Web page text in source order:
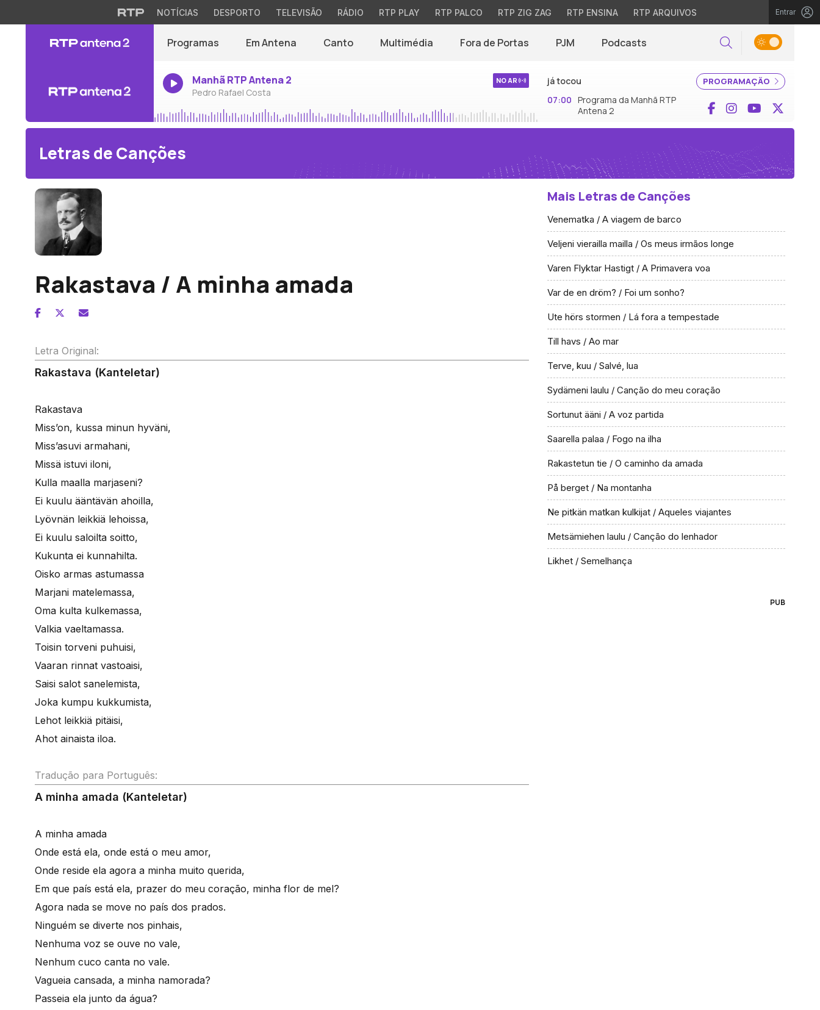
NOTÍCIAS DESPORTO TELEVISÃO RÁDIO RTP PLAY RTP PALCO RTP ZIG ZAG RTP ENSINA RTP ARQUIVOS Entrar
Programas Em Antena Canto Multimédia Fora de Portas PJM Podcasts Pesquisar
Manhã RTP Antena 2
Pedro Rafael Costa
NO AR PROGRAMAÇÃO
já tocou
07:00 Programa da Manhã RTP
Antena 2
Facebook
InstagramYouTube
Letras de Canções
Rakastava / A minha amada
Letra Original:
Rakastava (Kanteletar)
Rakastava
Miss’on, kussa minun hyväni,
Miss’asuvi armahani,
Missä istuvi iloni,
Kulla maalla marjaseni?
Ei kuulu ääntävän ahoilla,
Lyövnän leikkiä lehoissa,
Ei kuulu saloilta soitto,
Kukunta ei kunnahilta.
Oisko armas astumassa
Marjani matelemassa,
Oma kulta kulkemassa,
Valkia vaeltamassa.
Toisin torveni puhuisi,
Vaaran rinnat vastoaisi,
Saisi salot sanelemista,
Joka kumpu kukkumista,
Lehot leikkiä pitäisi,
Ahot ainaista iloa.
Tradução para Português:
A minha amada (Kanteletar)
A minha amada
Onde está ela, onde está o meu amor,
Onde reside ela agora a minha muito querida,
Em que país está ela, prazer do meu coração, minha flor de mel?
Agora nada se move no país dos prados.
Ninguém se diverte nos pinhais,
Nenhuma voz se ouve no vale,
Nenhum cuco canta no vale.
Vagueia cansada, a minha namorada?
Passeia ela junto da água?
Mais Letras de Canções
Venematka / A viagem de barco
Veljeni vierailla mailla / Os meus irmãos longe
Varen Flyktar Hastigt / A Primavera voa
Var de en dröm? / Foi um sonho?
Ute hörs stormen / Lá fora a tempestade
Till havs / Ao mar
Terve, kuu / Salvé, lua
Sydämeni laulu / Canção do meu coração
Sortunut ääni / A voz partida
Saarella palaa / Fogo na ilha
Rakastetun tie / O caminho da amada
På berget / Na montanha
Ne pitkän matkan kulkijat / Aqueles viajantes
Metsämiehen laulu / Canção do lenhador
Likhet / Semelhança
PUB